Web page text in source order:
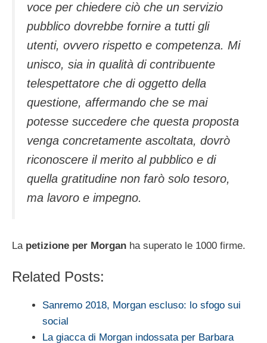
voce per chiedere ciò che un servizio
pubblico dovrebbe fornire a tutti gli
utenti, ovvero rispetto e competenza. Mi
unisco, sia in qualità di contribuente
telespettatore che di oggetto della
questione, affermando che se mai
potesse succedere che questa proposta
venga concretamente ascoltata, dovrò
riconoscere il merito al pubblico e di
quella gratitudine non farò solo tesoro,
ma lavoro e impegno.
La petizione per Morgan ha superato le 1000 firme.
Related Posts:
Sanremo 2018, Morgan escluso: lo sfogo sui
social
La giacca di Morgan indossata per Barbara